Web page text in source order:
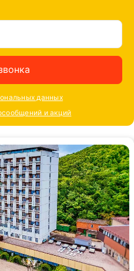
данных
и акций